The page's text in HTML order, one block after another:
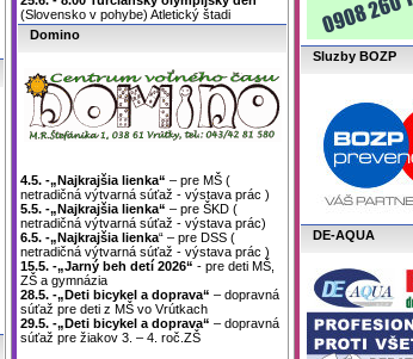
(Slovensko v pohybe) Atletický štadi
Domino
4.5. -„Najkrajšia lienka“ – pre MŠ (
netradičná výtvarná súťaž - výstava prác )
5.5. -„Najkrajšia lienka“ – pre ŠKD (
netradičná výtvarná súťaž - výstava prác)
6.5. -„Najkrajšia lienka“ – pre DSS (
netradičná výtvarná súťaž - výstava prác )
15.5. -„Jarný beh detí 2026“ - pre deti MŠ,
ZŠ a gymnázia
28.5. -„Deti bicykel a doprava“ – dopravná
súťaž pre deti z MŠ vo Vrútkach
29.5. -„Deti bicykel a doprava“ – dopravná
súťaž pre žiakov 3. – 4. roč.ZŠ
Sluzby BOZP
DE-AQUA